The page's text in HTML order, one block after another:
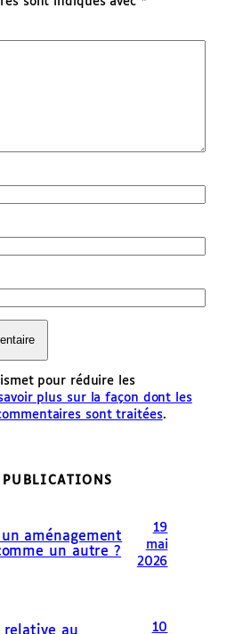
pour réduire les
plus sur la façon dont les
sont traitées.
PUBLICATIONS
un aménagement
un autre ?
19
mai
2026
10